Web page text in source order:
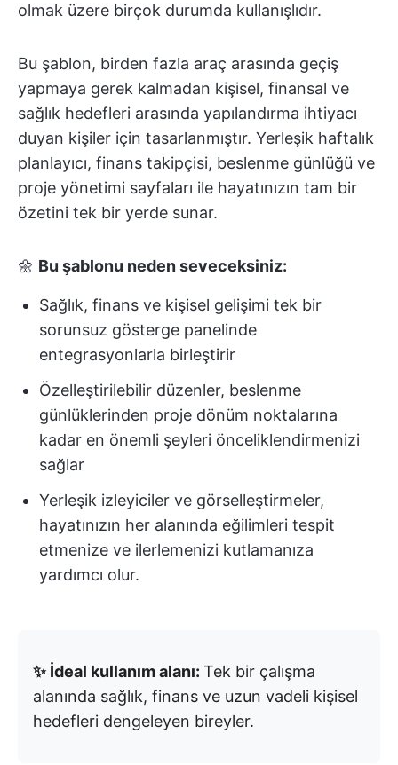
olmak üzere birçok durumda kullanışlıdır.
Bu şablon, birden fazla araç arasında geçiş
yapmaya gerek kalmadan kişisel, finansal ve
sağlık hedefleri arasında yapılandırma ihtiyacı
duyan kişiler için tasarlanmıştır. Yerleşik haftalık
planlayıcı, finans takipçisi, beslenme günlüğü ve
proje yönetimi sayfaları ile hayatınızın tam bir
özetini tek bir yerde sunar.
🌼 Bu şablonu neden seveceksiniz:
Sağlık, finans ve kişisel gelişimi tek bir
sorunsuz gösterge panelinde
entegrasyonlarla birleştirir
Özelleştirilebilir düzenler, beslenme
günlüklerinden proje dönüm noktalarına
kadar en önemli şeyleri önceliklendirmenizi
sağlar
Yerleşik izleyiciler ve görselleştirmeler,
hayatınızın her alanında eğilimleri tespit
etmenize ve ilerlemenizi kutlamanıza
yardımcı olur.
✨ İdeal kullanım alanı: Tek bir çalışma
alanında sağlık, finans ve uzun vadeli kişisel
hedefleri dengeleyen bireyler.